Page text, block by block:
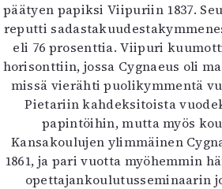
päätyen papiksi Viipuriin 1837.
reputti
eli 76 prosenttia. Viipuri
horisonttiin, jossa Cygnaeus oli
missä vierähti puolikymmentä
Pietariin kahdeksitoista
papintöihin, mutta myös
Kansakoulujen ylimmäinen
1861, ja pari vuotta myöhemmin
opettajankoulutusseminaarin